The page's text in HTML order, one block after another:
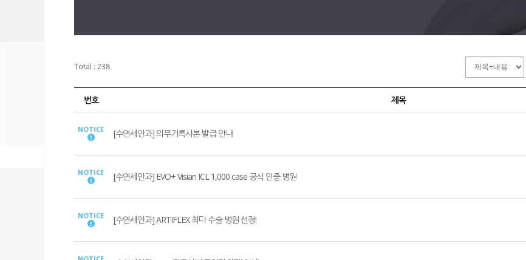
Total : 238
번호 제목
NOTICE [수연세안과] 의무기록사본 발급 안내
NOTICE [수연세안과] EVO+ Visian ICL 1,000 case 공식 인증 병원
NOTICE [수연세안과] ARTIFLEX 최다 수술 병원 선정!